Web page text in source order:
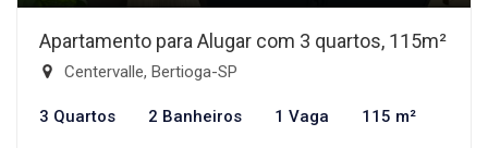
Apartamento para Alugar com 3 quartos, 115m²
Centervalle, Bertioga-SP
3 Quartos 2 Banheiros 1 Vaga 115 m²